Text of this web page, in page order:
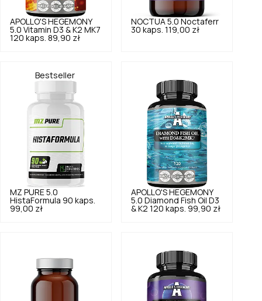
APOLLO'S HEGEMONY
5.0 Vitamin D3 & K2 MK7
120 kaps. 89,90 zł
NOCTUA 5.0 Noctaferr
30 kaps. 119,00 zł
Bestseller
MZ PURE 5.0
HistaFormula 90 kaps.
99,00 zł
APOLLO'S HEGEMONY
5.0 Diamond Fish Oil D3
& K2 120 kaps. 99,90 zł